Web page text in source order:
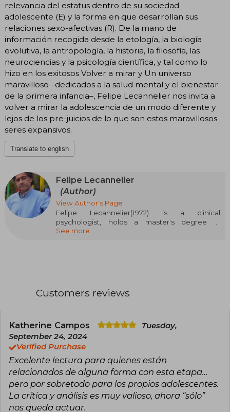
relevancia del estatus dentro de su sociedad
adolescente (E) y la forma en que desarrollan sus
relaciones sexo-afectivas (R). De la mano de
información recogida desde la etología, la biología
evolutiva, la antropología, la historia, la filosofía, las
neurociencias y la psicología científica, y tal como lo
hizo en los exitosos Volver a mirar y Un universo
maravilloso –dedicados a la salud mental y el bienestar
de la primera infancia–, Felipe Lecannelier nos invita a
volver a mirar la adolescencia de un modo diferente y
lejos de los pre-juicios de lo que son estos maravillosos
seres expansivos.
Translate to english
Felipe Lecannelier
(Author)
View Author's Page
Felipe Lecannelier(1972) is a clinical
psychologist, holds a master's degree in
Philosophy of Science (University of Chile) and is
Center (CARE) at Universidad del Desarrollo,
American Attachment Network (RIA). He has
published three books and more than 50
scientific articles, book chapters, and
intervention manuals, both nationally and
internationally, on his specialty.
See more
Customers reviews
Katherine Campos
Tuesday,
September 24, 2024
Verified Purchase
Excelente lectura para quienes están
relacionados de alguna forma con esta etapa…
pero por sobretodo para los propios adolescentes.
La crítica y análisis es muy valioso, ahora “sólo”
nos queda actuar.